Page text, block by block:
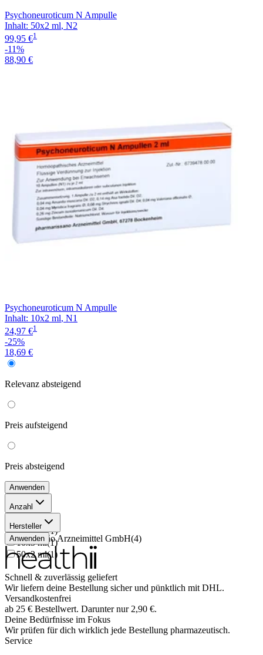
Psychoneuroticum N Ampulle
Inhalt: 50x2 ml, N2
99,95 €1
-11%
88,90 €
Psychoneuroticum N Ampulle
Inhalt: 10x2 ml, N1
24,97 €1
-25%
18,69 €
Relevanz absteigend
Preis aufsteigend
Preis absteigend
Anwenden
Anzahl
50x5 ml( 1
10x2 ml(1)
10x5 ml(1)
50x2 ml(1)
Hersteller
medphano Arzneimittel GmbH(4)
Anwenden
Schnell & zuverlässig geliefert
Wir liefern deine Bestellung sicher und pünktlich mit DHL.
Versandkostenfrei
ab 25 € Bestellwert. Darunter nur 2,90 €.
Deine Bedürfnisse im Fokus
Wir prüfen für dich wirklich jede Bestellung pharmazeutisch.
Service